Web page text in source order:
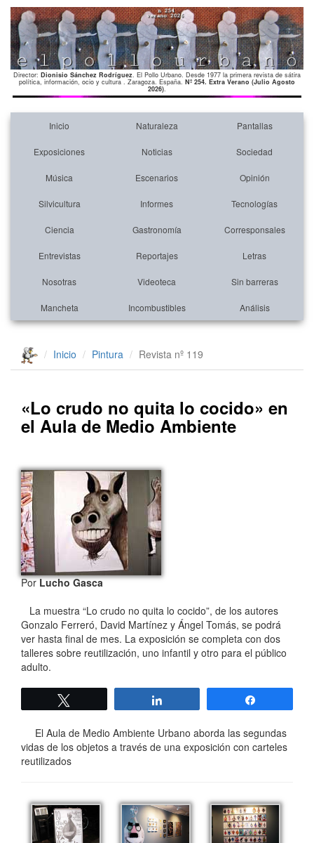
Director: Dionisio Sánchez Rodríguez. El Pollo Urbano. Desde 1977 la primera revista de sátira
política, información, ocio y cultura . Zaragoza. España. Nº 254. Extra Verano (Julio Agosto
2026).
Inicio Naturaleza Pantallas
Exposiciones Noticias Sociedad
Música Escenarios Opinión
Silvicultura Informes Tecnologías
Ciencia Gastronomía Corresponsales
Entrevistas Reportajes Letras
Nosotras Videoteca Sin barreras
Mancheta Incombustibles Análisis
Inicio Pintura Revista nº 119
«Lo crudo no quita lo cocido» en
el Aula de Medio Ambiente
PorLucho Gasca
La muestra “Lo crudo no quita lo cocido”, de los autores
Gonzalo Ferreró, David Martínez y Ángel Tomás, se podrá
ver hasta final de mes. La exposición se completa con dos
talleres sobre reutilización, uno infantil y otro para el público
adulto.
El Aula de Medio Ambiente Urbano aborda las segundas
vidas de los objetos a través de una exposición con carteles
reutilizados